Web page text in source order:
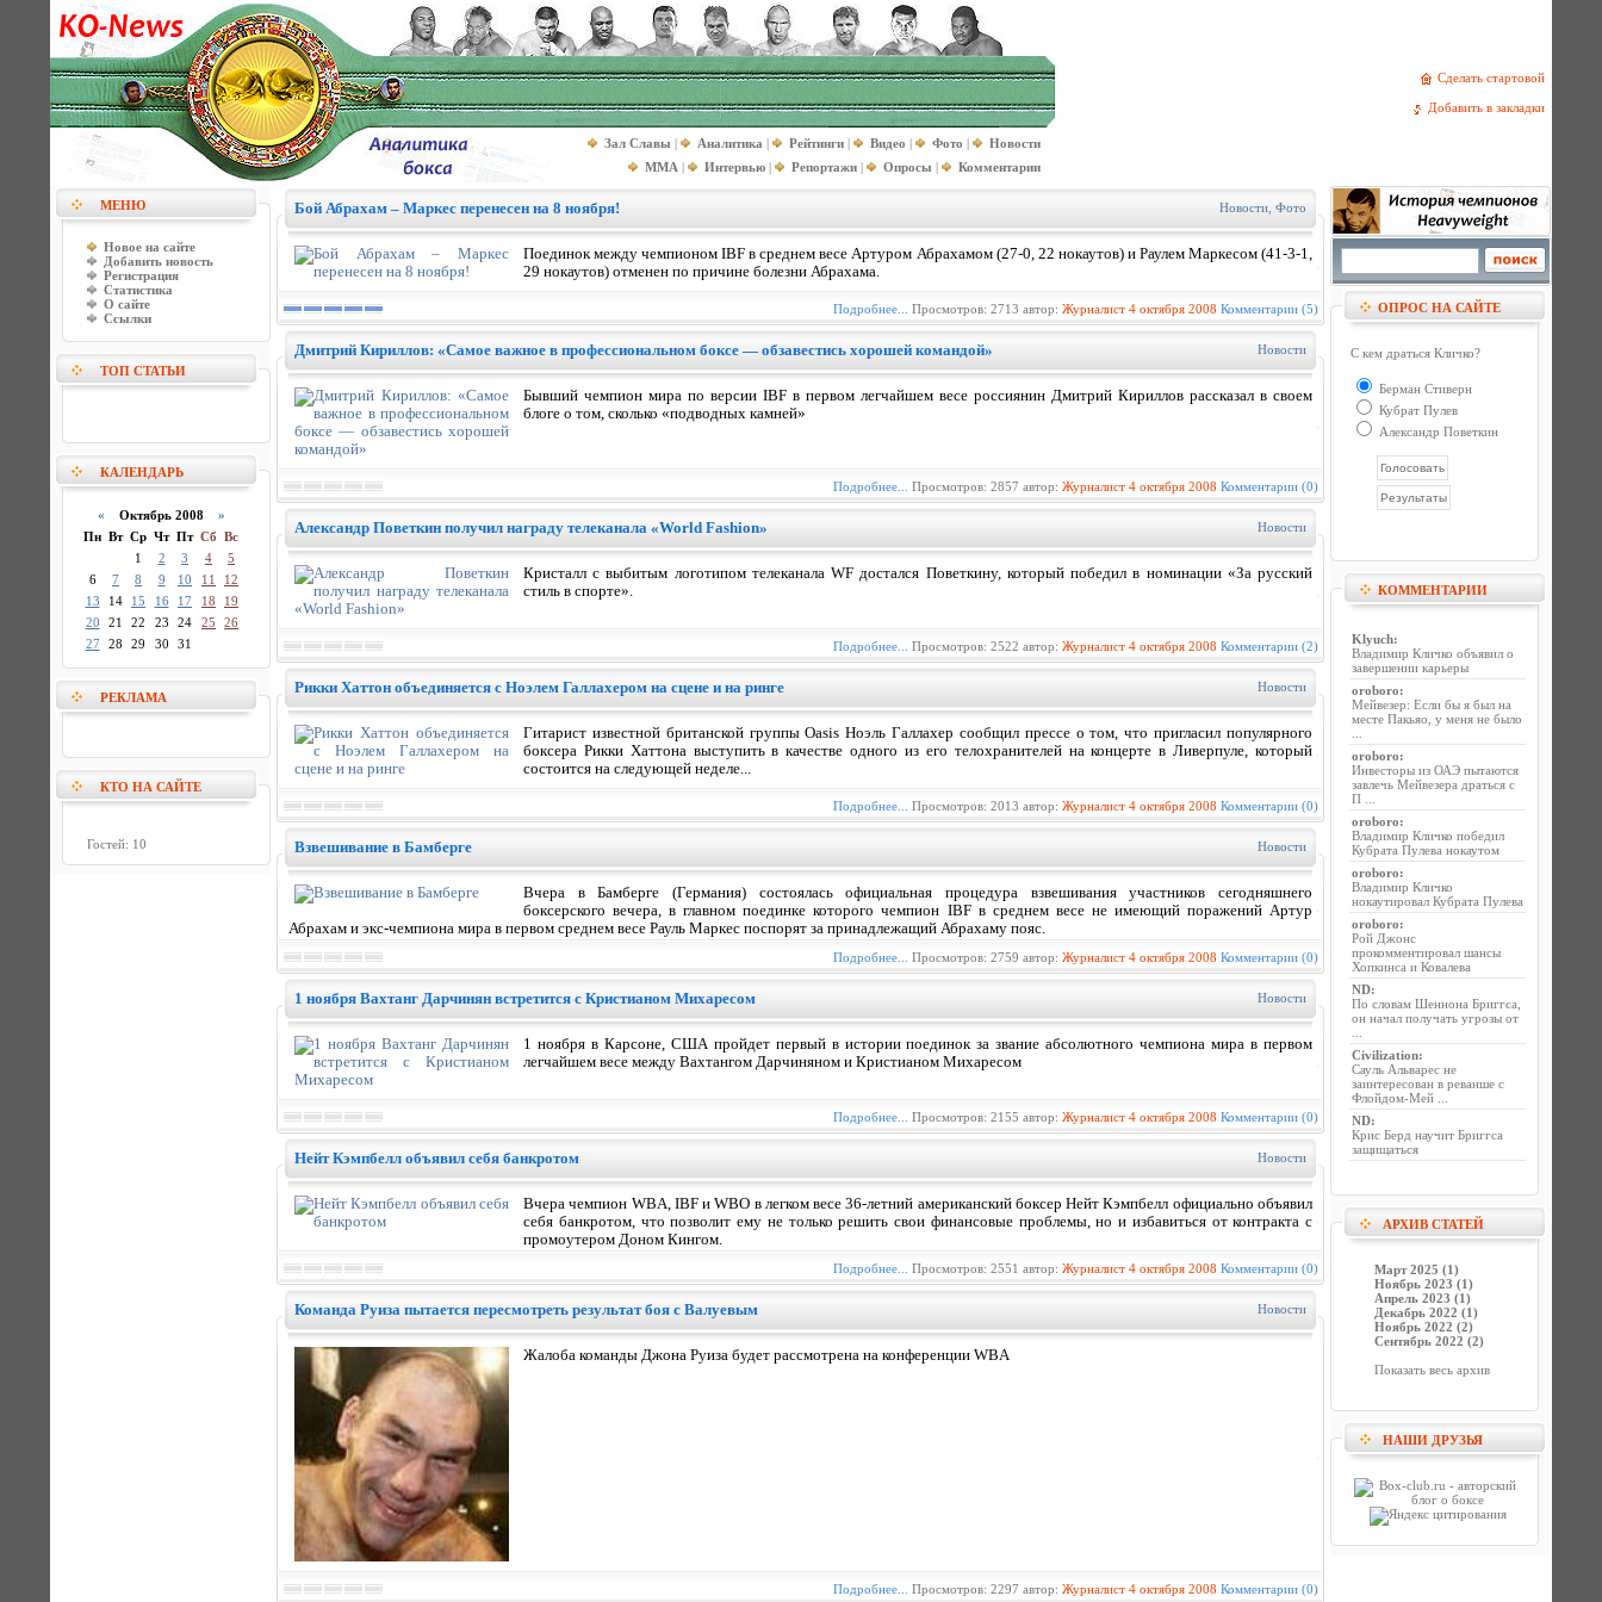
Сделать стартовой
Добавить в закладки
Зал Славы | Аналитика | Рейтинги | Видео | Фото |
Новости
MMA | Интервью | Репортажи | Опросы | Комментарии
МЕНЮ
Новое на сайте
Добавить новость
Регистрация
Статистика
О сайте
Ссылки
ТОП СТАТЬИ
КАЛЕНДАРЬ
« Октябрь 2008 »
Пн Вт Ср Чт Пт Сб Вс
1
2 3 4
5
6
7 8 9 10 11
12
13
14 15 16 17 18
19
20
21 22 23 24 25
26
27
28 29 30 31
РЕКЛАМА
КТО НА САЙТЕ
Гостей: 10
Бой Абрахам – Маркес перенесен на 8 ноября! Новости Фото
Поединок между чемпионом IBF в среднем весе Артуром Абрахамом (27-0, 22 нокаутов) и Раулем Маркесом (41-3-1,
29 нокаутов) отменен по причине болезни Абрахама.
Подробнее... Просмотров: 2713 автор: Журналист 4 октября 2008 Комментарии (5)
Дмитрий Кириллов: «Самое важное в профессиональном боксе — обзавестись хорошей командой» Новости
Бывший чемпион мира по версии IBF в первом легчайшем весе россиянин Дмитрий Кириллов рассказал в своем
блоге о том, сколько «подводных камней»
Подробнее... Просмотров: 2857 автор: Журналист 4 октября 2008 Комментарии (0)
Александр Поветкин получил награду телеканала «World Fashion» Новости
Кристалл с выбитым логотипом телеканала WF достался Поветкину, который победил в номинации «За русский
стиль в спорте».
Подробнее... Просмотров: 2522 автор: Журналист 4 октября 2008 Комментарии (2)
Рикки Хаттон объединяется с Ноэлем Галлахером на сцене и на ринге Новости
Гитарист известной британской группы Oasis Ноэль Галлахер сообщил прессе о том, что пригласил популярного
боксера Рикки Хаттона выступить в качестве одного из его телохранителей на концерте в Ливерпуле, который
состоится на следующей неделе...
Подробнее... Просмотров: 2013 автор: Журналист 4 октября 2008 Комментарии (0)
Взвешивание в Бамберге Новости
Вчера в Бамберге (Германия) состоялась официальная процедура взвешивания участников сегодняшнего
боксерского вечера, в главном поединке которого чемпион IBF в среднем весе не имеющий поражений Артур
Абрахам и экс-чемпиона мира в первом среднем весе Рауль Маркес поспорят за принадлежащий Абрахаму пояс.
Подробнее... Просмотров: 2759 автор: Журналист 4 октября 2008 Комментарии (0)
1 ноября Вахтанг Дарчинян встретится с Кристианом Михаресом Новости
1 ноября в Карсоне, США пройдет первый в истории поединок за звание абсолютного чемпиона мира в первом
легчайшем весе между Вахтангом Дарчиняном и Кристианом Михаресом
Подробнее... Просмотров: 2155 автор: Журналист 4 октября 2008 Комментарии (0)
Нейт Кэмпбелл объявил себя банкротом Новости
Вчера чемпион WBA, IBF и WBO в легком весе 36-летний американский боксер Нейт Кэмпбелл официально объявил
себя банкротом, что позволит ему не только решить свои финансовые проблемы, но и избавиться от контракта с
промоутером Доном Кингом.
Подробнее... Просмотров: 2551 автор: Журналист 4 октября 2008 Комментарии (0)
Команда Руиза пытается пересмотреть результат боя с Валуевым Новости
Жалоба команды Джона Руиза будет рассмотрена на конференции WBA
Подробнее... Просмотров: 2297 автор: Журналист 4 октября 2008 Комментарии (0)
ОПРОС НА САЙТЕ
С кем драться Кличко?
Берман Стиверн
Кубрат Пулев
Александр Поветкин
КОММЕНТАРИИ
Klyuch:
Владимир Кличко объявил о
завершении карьеры
oroboro:
Мейвезер: Если бы я был на
месте Пакьяо, у меня не было
oroboro:
Инвесторы из ОАЭ пытаются
завлечь Мейвезера драться с
П ...
oroboro:
Владимир Кличко победил
Кубрата Пулева нокаутом
oroboro:
Владимир Кличко
нокаутировал Кубрата Пулева
oroboro:
Рой Джонс
прокомментировал шансы
Хопкинса и Ковалева
ND:
По словам Шеннона Бриггса,
он начал получать угрозы от
Civilization:
Сауль Альварес не
заинтересован в реванше с
Флойдом-Мей ...
ND:
Крис Берд научит Бриггса
защищаться
АРХИВ СТАТЕЙ
Март 2025 (1)
Ноябрь 2023 (1)
Апрель 2023 (1)
Декабрь 2022 (1)
Ноябрь 2022 (2)
Сентябрь 2022 (2)
Показать весь архив
НАШИ ДРУЗЬЯ